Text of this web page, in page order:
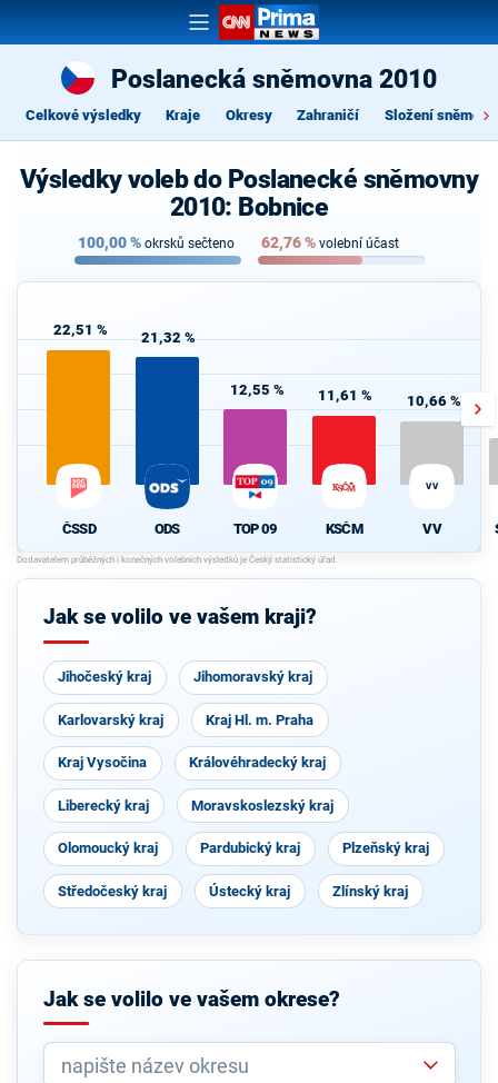
Poslanecká sněmovna 2010
Celkové výsledky Kraje Okresy Zahraničí Složení
Výsledky voleb do Poslanecké sněmovny
2010: Bobnice
100,00% okrsků sečteno 62,76% volební účast
22,51 %
ČSSD
21,32 %
ODS
12,55 %
TOP 09
11,61 %
KSČM
10,66 %
VV
VV
Jak se volilo ve vašem kraji?
Jihočeský kraj Jihomoravský kraj
Karlovarský kraj Kraj Hl. m. Praha
Kraj Vysočina Královéhradecký kraj
Liberecký kraj Moravskoslezský kraj
Olomoucký kraj Pardubický kraj Plzeňský kraj
Středočeský kraj Ústecký kraj Zlínský kraj
Jak se volilo ve vašem okrese?